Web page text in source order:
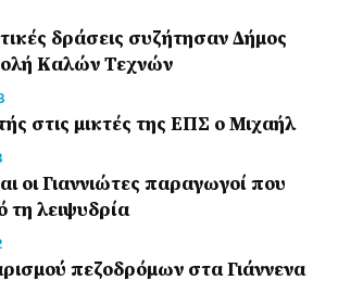
δράσεις συζήτησαν Δήμος
Καλών Τεχνών
στις μικτές της ΕΠΣ ο Μιχαήλ
οι Γιαννιώτες παραγωγοί που
λειψυδρία
πεζοδρόμων στα Γιάννενα